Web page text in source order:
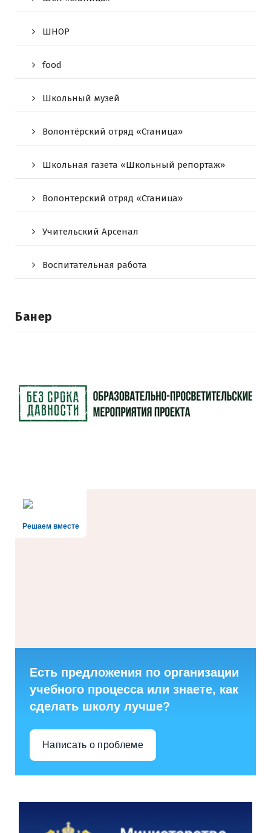
ШНОР
food
Школьный музей
Волонтёрский отряд «Станица»
Школьная газета «Школьный репортаж»
Волонтерский отряд «Станица»
Учительский Арсенал
Воспитательная работа
Банер
Решаем вместе
Есть предложения по организации
учебного процесса или знаете, как
сделать школу лучше?
Написать о проблеме